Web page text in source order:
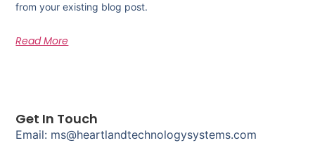
from your existing blog post.
Read More
Get In Touch
Email: ms@heartlandtechnologysystems.com